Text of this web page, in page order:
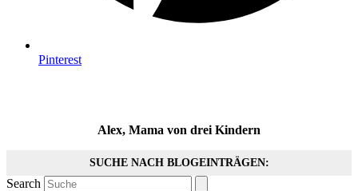
Pinterest
Alex, Mama von drei Kindern
SUCHE NACH BLOGEINTRÄGEN:
Search